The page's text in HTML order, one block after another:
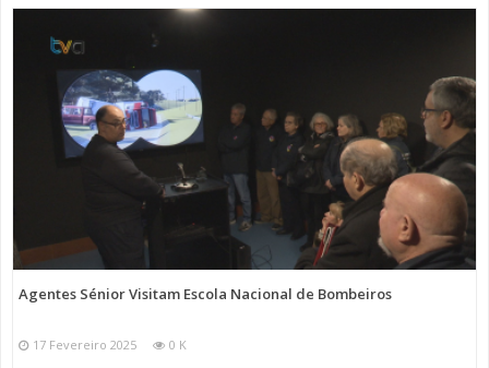
Agentes Sénior Visitam Escola Nacional de Bombeiros
17 Fevereiro 2025 0 K